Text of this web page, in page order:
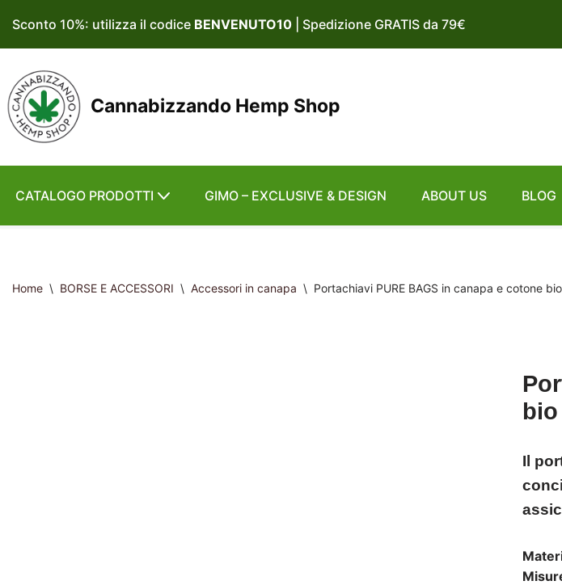
Vai
contenuto
Sconto 10%: utilizza il codice BENVENUTO10 | Spedizione GRATIS da 79€
Cannabizzando Hemp Shop
CATALOGO PRODOTTI GIMO – EXCLUSIVE & DESIGN ABOUT US BLOG
Home \ BORSE E ACCESSORI \ Accessori in canapa \ Portachiavi PURE BAGS in canapa e cotone bio
bio
Il